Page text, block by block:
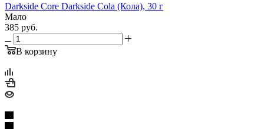
Darkside Core Darkside Cola (Кола), 30 г
Мало
385 руб.
В корзину